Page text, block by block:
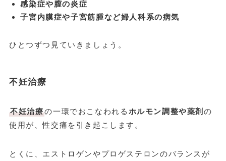
感染症や膣の炎症
子宮内膜症や子宮筋腫など婦人科系の病気
ひとつずつ見ていきましょう。
不妊治療
不妊治療の一環でおこなわれる ホルモン調整や薬剤の
使用が、性交痛を引き起こします。
とくに、エストロゲンやプロゲステロンのバランスが